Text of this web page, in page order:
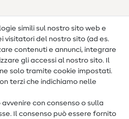
simili sul nostro sito web e
del nostro sito (ad es.
contenuti e annunci, integrare
gli accessi al nostro sito. Il
solo tramite cookie impostati.
terzi che indichiamo nelle
con consenso o sulla
Il consenso può essere fornito